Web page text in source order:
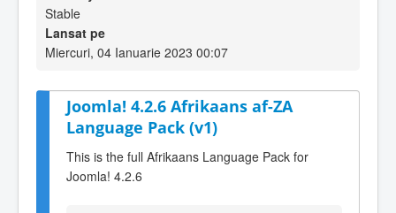
Stable
Lansat pe
Miercuri, 04 Ianuarie 2023 00:07
Joomla! 4.2.6 Afrikaans af-ZA
Language Pack (v1)
This is the full Afrikaans Language Pack for
Joomla! 4.2.6